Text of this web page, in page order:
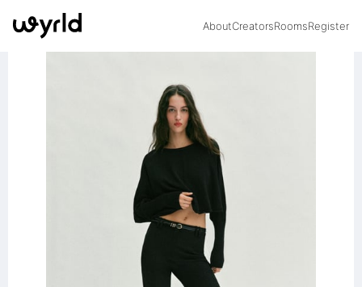
AboutCreatorsRoomsRegister